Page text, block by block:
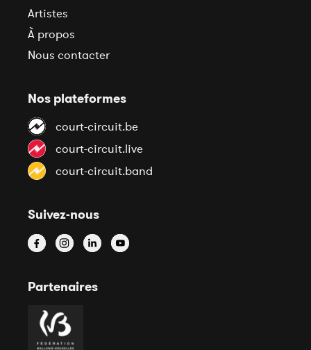
Artistes
À propos
Nous contacter
Nos plateformes
court-circuit.be
court-circuit.live
court-circuit.band
Suivez-nous
Partenaires